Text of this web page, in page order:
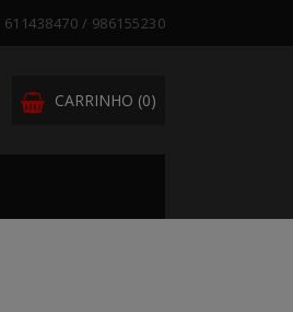
611438470 / 986155230
CARRINHO (0)